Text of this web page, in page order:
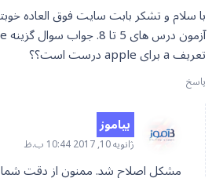
تعریف a برای apple درست است؟؟
پاسخ
بیاموز
ژانویه 10, 2017 10:44 ب.ظ
مشکل اصلاح شد. ممنون از دقت شما